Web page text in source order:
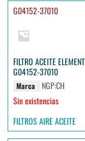
G04152-37010
FILTRO ACEITE
G04152-37010
Marca
NGP:CH
Sin existencias
FILTROS AIRE ACEITE